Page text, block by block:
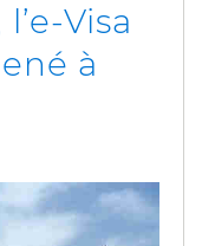
Visa
à